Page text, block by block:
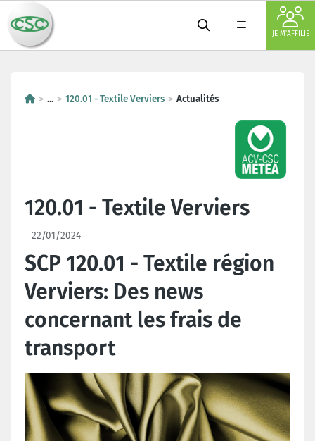
JE M'AFFILIE
... 120.01 - Textile Verviers Actualités
120.01 - Textile Verviers
22/01/2024
SCP 120.01 - Textile région
Verviers: Des news
concernant les frais de
transport